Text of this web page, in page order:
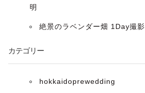
明
絶景のラベンダー畑 1Day撮影
カテゴリー
hokkaidoprewedding